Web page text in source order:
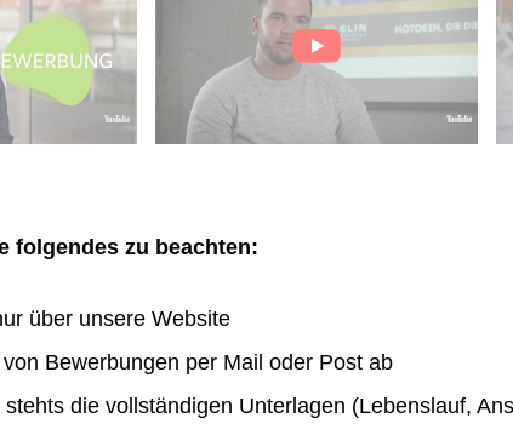
folgendes zu beachten:
über unsere Website
Bewerbungen per Mail oder Post ab
die vollständigen Unterlagen (Lebenslauf,